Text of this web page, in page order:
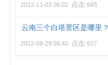
2022-11-03 06:02 点击:665
云南三个白塔景区是哪里？
2022-09-29 08:40 点击:627